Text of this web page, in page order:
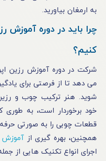
به ارمغان بیاورید.
چرا باید در دوره
کنیم؟
شرکت در دوره آموزش رزین
می‌ دهد تا از فرصتی برای
شوید. هنر ترکیب چوب و
خود برخوردار است، به طوری
قطعات چوبی را به صورتی
همچنین، بهره گیری ازآموزش
اجرای انواع تکنیک هایی از